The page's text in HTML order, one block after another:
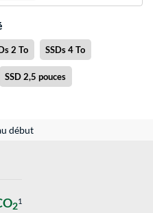
2 To SSDs 4 To
SSD 2,5 pouces
début
21